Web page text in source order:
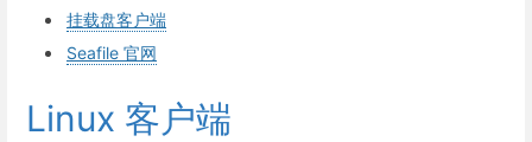
挂载盘客户端
Seafile 官网
Linux 客户端